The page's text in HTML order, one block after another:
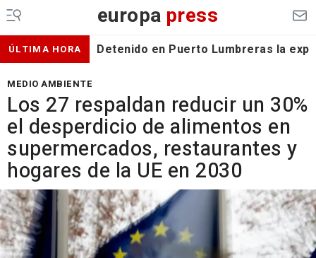
europa press
ÚLTIMA HORA Detenido en Puerto Lumbreras la
MEDIO AMBIENTE
Los 27 respaldan reducir un 30%
el desperdicio de alimentos en
supermercados, restaurantes y
hogares de la UE en 2030